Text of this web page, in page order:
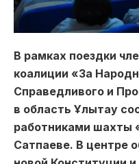
В рамках поездки
коалиции «За
Справедливого и
в область Ұлытау
работниками шахты
Сатпаеве. В центре